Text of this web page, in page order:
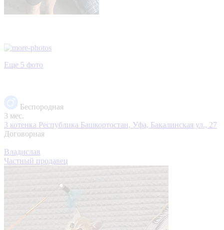
Еще 5 фото
Беспородная
3 мес.
3 котенка Республика Башкортостан, Уфа, Бакалинская ул., 27
Договорная
Владислав
Частный продавец